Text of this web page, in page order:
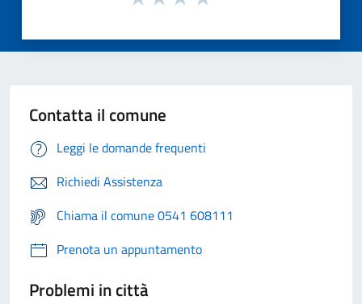
Contatta il comune
Leggi le domande frequenti
Richiedi Assistenza
Chiama il comune 0541 608111
Prenota un appuntamento
Problemi in città